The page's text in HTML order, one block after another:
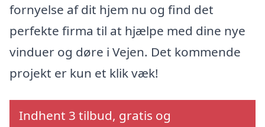
fornyelse af dit hjem nu og find det
perfekte firma til at hjælpe med dine nye
vinduer og døre i Vejen. Det kommende
projekt er kun et klik væk!
Indhent 3 tilbud, gratis og